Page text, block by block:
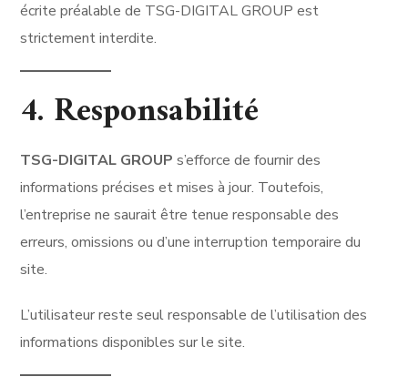
écrite préalable de TSG-DIGITAL GROUP est
strictement interdite.
4. Responsabilité
TSG-DIGITAL GROUP s’efforce de fournir des
informations précises et mises à jour. Toutefois,
l’entreprise ne saurait être tenue responsable des
erreurs, omissions ou d’une interruption temporaire du
site.
L’utilisateur reste seul responsable de l’utilisation des
informations disponibles sur le site.